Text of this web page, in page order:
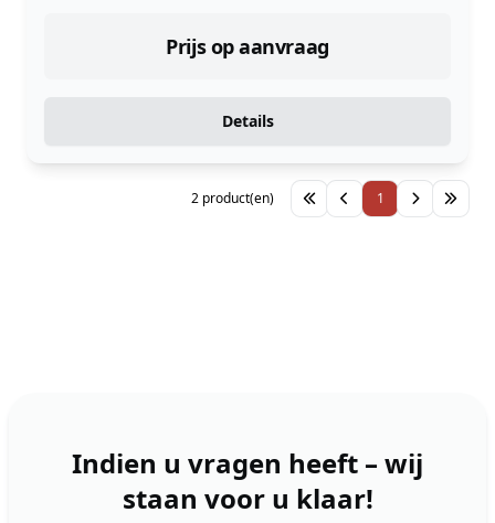
Prijs op aanvraag
Details
1
2 product(en)
Indien u vragen heeft – wij
staan voor u klaar!